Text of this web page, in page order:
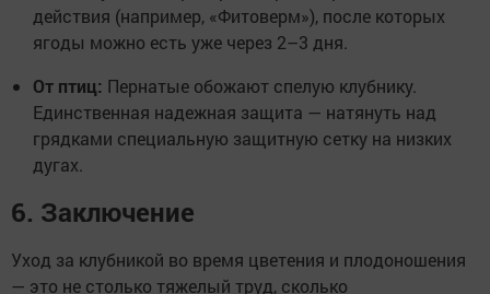
действия (например, «Фитоверм»), после которых
ягоды можно есть уже через 2–3 дня.
От птиц: Пернатые обожают спелую клубнику.
Единственная надежная защита — натянуть над
грядками специальную защитную сетку на низких
дугах.
6. Заключение
Уход за клубникой во время цветения и плодоношения
— это не столько тяжелый труд, сколько